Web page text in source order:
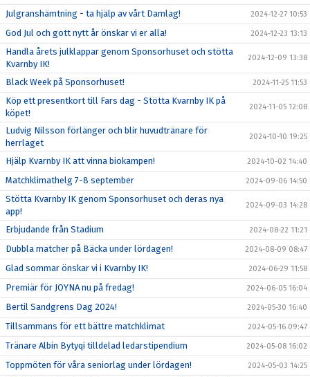
Julgranshämtning - ta hjälp av vårt Damlag! 2024-12-27 10:53
God Jul och gott nytt år önskar vi er alla! 2024-12-23 13:13
Handla årets julklappar genom Sponsorhuset och stötta
Kvarnby IK!
2024-12-09 13:38
Black Week på Sponsorhuset! 2024-11-25 11:53
Köp ett presentkort till Fars dag - Stötta Kvarnby IK på
köpet!
2024-11-05 12:08
Ludvig Nilsson förlänger och blir huvudtränare för
herrlaget
2024-10-10 19:25
Hjälp Kvarnby IK att vinna biokampen! 2024-10-02 14:40
Matchklimathelg 7-8 september 2024-09-06 14:50
Stötta Kvarnby IK genom Sponsorhuset och deras nya
app!
2024-09-03 14:28
Erbjudande från Stadium 2024-08-22 11:21
Dubbla matcher på Bäcka under lördagen! 2024-08-09 08:47
Glad sommar önskar vi i Kvarnby IK! 2024-06-29 11:58
Premiär för JOYNA nu på fredag! 2024-06-05 16:04
Bertil Sandgrens Dag 2024! 2024-05-30 16:40
Tillsammans för ett bättre matchklimat 2024-05-16 09:47
Tränare Albin Bytyqi tilldelad ledarstipendium 2024-05-08 16:02
Toppmöten för våra seniorlag under lördagen! 2024-05-03 14:25